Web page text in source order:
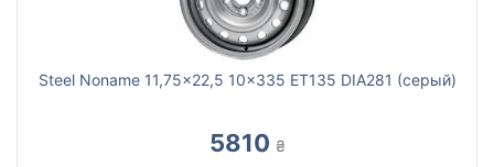
Steel Noname 11,75x22,5 10x335 ET135 DIA281 (серый)
5810 ₴